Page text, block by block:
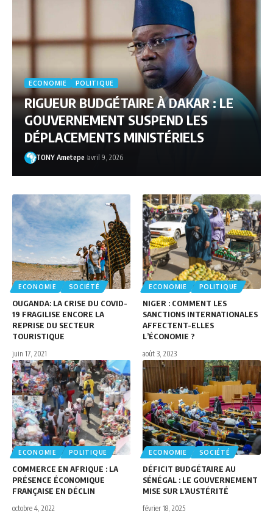
ECONOMIE POLITIQUE
RIGUEUR BUDGÉTAIRE À DAKAR : LE
GOUVERNEMENT SUSPEND LES
DÉPLACEMENTS MINISTÉRIELS
TONY Ametepe avril 9, 2026
ECONOMIE SOCIÉTÉ
OUGANDA: LA CRISE DU COVID-
19 FRAGILISE ENCORE LA
REPRISE DU SECTEUR
TOURISTIQUE
juin 17, 2021
ECONOMIE POLITIQUE
NIGER : COMMENT LES
SANCTIONS INTERNATIONALES
AFFECTENT-ELLES
L’ÉCONOMIE ?
août 3, 2023
ECONOMIE POLITIQUE
COMMERCE EN AFRIQUE : LA
PRÉSENCE ÉCONOMIQUE
FRANÇAISE EN DÉCLIN
octobre 4, 2022
ECONOMIE SOCIÉTÉ
DÉFICIT BUDGÉTAIRE AU
SÉNÉGAL : LE GOUVERNEMENT
MISE SUR L’AUSTÉRITÉ
février 18, 2025